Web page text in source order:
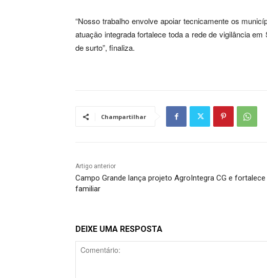
“Nosso trabalho envolve apoiar tecnicamente os
atuação integrada fortalece toda a rede de vigilância
de surto”, finaliza.
Champartilhar
Artigo anterior
Campo Grande lança projeto AgroIntegra CG e
familiar
DEIXE UMA RESPOSTA